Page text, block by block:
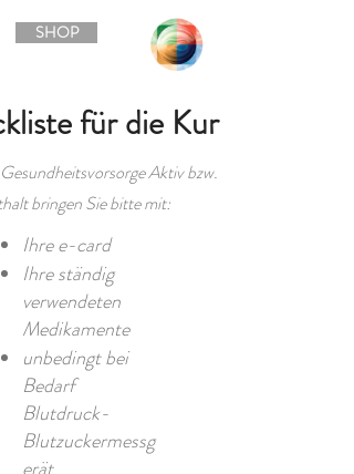
SHOP
für die Kur
Aktiv bzw.
bringen Sie bitte mit:
Ihre e-card
Ihre ständig
verwendeten
Medikamente
unbedingt bei
Bedarf
Blutdruck-
Blutzuckermessg